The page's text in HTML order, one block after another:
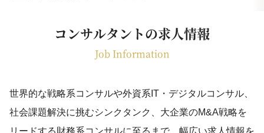
コンサルタントの求人情報
Job Information
世界的な戦略系コンサルや外資系IT・デジタルコンサル、
社会課題解決に挑むシンクタンク、 大企業のM&A戦略を
リードする財務系コンサルに至るまで、 幅広い求人情報を